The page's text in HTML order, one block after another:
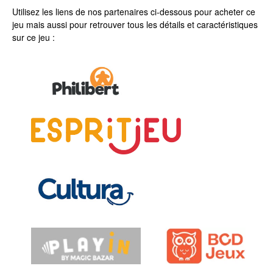
Utilisez les liens de nos partenaires ci-dessous pour acheter ce
jeu mais aussi pour retrouver tous les détails et caractéristiques
sur ce jeu :